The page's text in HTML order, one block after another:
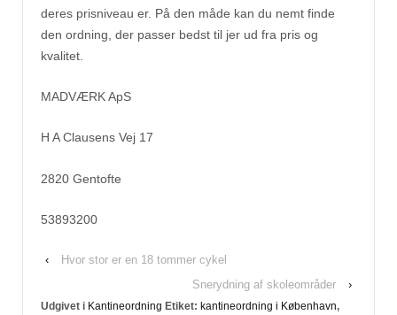
deres prisniveau er. På den måde kan du nemt finde
den ordning, der passer bedst til jer ud fra pris og
kvalitet.
MADVÆRK ApS
H A Clausens Vej 17
2820 Gentofte
53893200
‹
Hvor stor er en 18 tommer cykel
Snerydning af skoleområder
›
Udgivet i Kantineordning Etiket: kantineordning i København,